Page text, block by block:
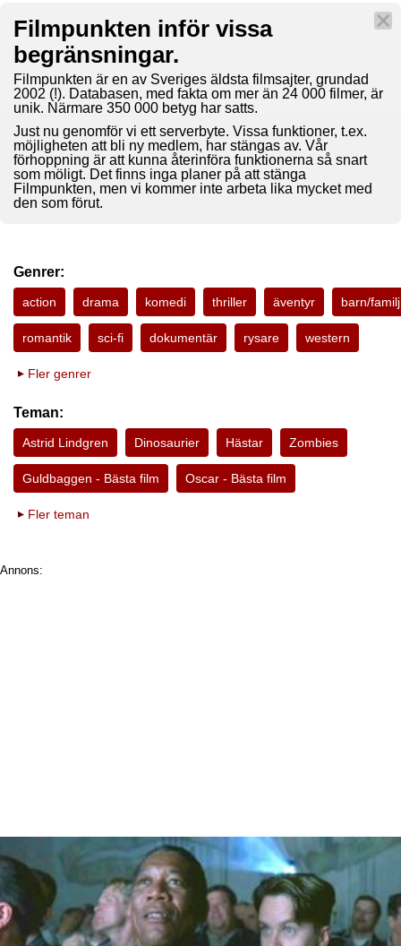
Filmpunkten inför vissa
begränsningar.
Filmpunkten är en av Sveriges äldsta filmsajter, grundad
2002 (!). Databasen, med fakta om mer än 24 000 filmer, är
unik. Närmare 350 000 betyg har satts.
Just nu genomför vi ett serverbyte. Vissa funktioner, t.ex.
möjligheten att bli ny medlem, har stängas av. Vår
förhoppning är att kunna återinföra funktionerna så snart
som möligt. Det finns inga planer på att stänga
Filmpunkten, men vi kommer inte arbeta lika mycket med
den som förut.
Genrer:
action drama komedi thriller äventyr barn/familj
romantik sci-fi dokumentär rysare western
Fler genrer
Teman:
Astrid Lindgren Dinosaurier Hästar Zombies
Guldbaggen - Bästa film Oscar - Bästa film
Fler teman
Annons: